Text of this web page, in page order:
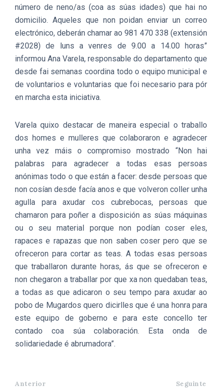
número de neno/as (coa as súas idades) que hai no
domicilio. Aqueles que non poidan enviar un correo
electrónico, deberán chamar ao 981 470 338 (extensión
#2028) de luns a venres de 9.00 a 14.00 horas”
informou Ana Varela, responsable do departamento que
desde fai semanas coordina todo o equipo municipal e
de voluntarios e voluntarias que foi necesario para pór
en marcha esta iniciativa.
Varela quixo destacar de maneira especial o traballo
dos homes e mulleres que colaboraron e agradecer
unha vez máis o compromiso mostrado “Non hai
palabras para agradecer a todas esas persoas
anónimas todo o que están a facer: desde persoas que
non cosían desde facía anos e que volveron coller unha
agulla para axudar cos cubrebocas, persoas que
chamaron para poñer a disposición as súas máquinas
ou o seu material porque non podían coser eles,
rapaces e rapazas que non saben coser pero que se
ofreceron para cortar as teas. A todas esas persoas
que traballaron durante horas, ás que se ofreceron e
non chegaron a traballar por que xa non quedaban teas,
a todas as que adicaron o seu tempo para axudar ao
pobo de Mugardos quero dicirlles que é una honra para
este equipo de goberno e para este concello ter
contado coa súa colaboración. Esta onda de
solidariedade é abrumadora”.
Anterior Seguinte